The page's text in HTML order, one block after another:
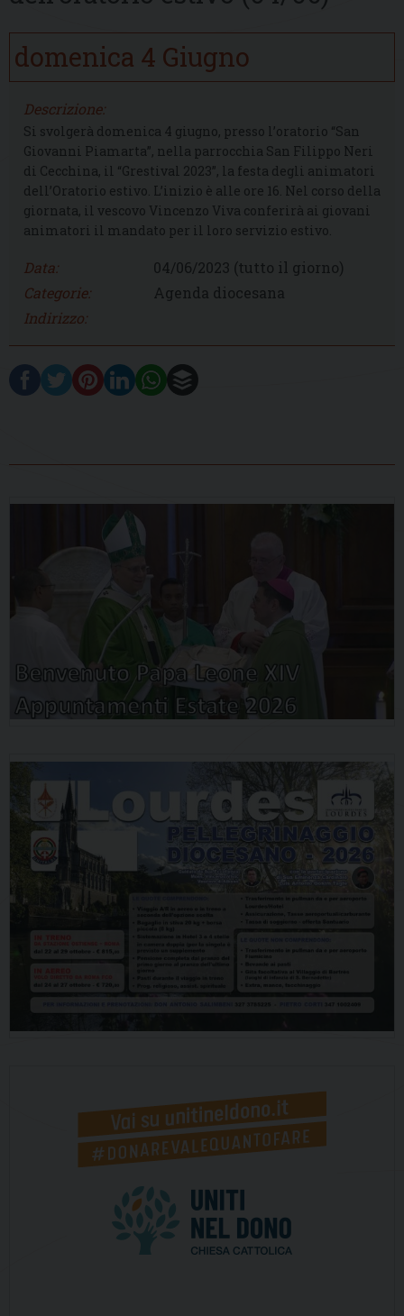
domenica 4 Giugno
Descrizione:
Si svolgerà domenica 4 giugno, presso l’oratorio “San
Giovanni Piamarta”, nella parrocchia San Filippo Neri
di Cecchina, il “Grestival 2023”, la festa degli animatori
dell’Oratorio estivo. L’inizio è alle ore 16. Nel corso della
giornata, il vescovo Vincenzo Viva conferirà ai giovani
animatori il mandato per il loro servizio estivo.
Data: 04/06/2023 (tutto il giorno)
Categorie:
Agenda diocesana
Indirizzo: